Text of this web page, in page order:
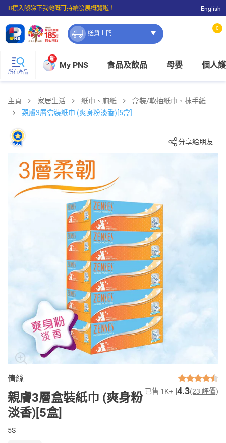
☝🏼㩒入嚟睇下我哋嘅可持續發展概覽啦！
⭐購物滿$399即享免費送貨；滿$100即可免費店取。
English
送貨上門
0
所有產品
新
My PNS 食品及飲品 母嬰 個人
主頁 家居生活 紙巾、廁紙
盒裝/軟抽紙巾、抹手紙
親膚3層盒裝紙巾 (爽身粉淡香)[5盒]
分享給朋友
倩絲
親膚3層盒裝紙巾 (爽身粉
淡香)[5盒]
已售 1K+ 4.3(23 評價)
5S